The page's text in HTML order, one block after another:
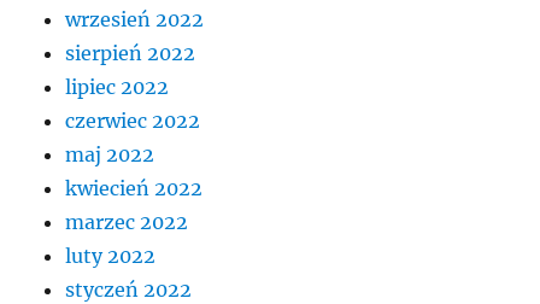
wrzesień 2022
sierpień 2022
lipiec 2022
czerwiec 2022
maj 2022
kwiecień 2022
marzec 2022
luty 2022
styczeń 2022